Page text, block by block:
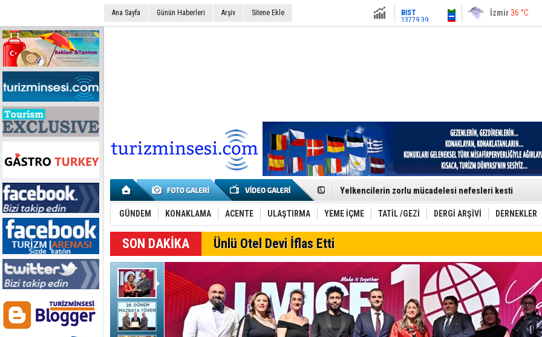
Ana Sayfa Günün Haberleri Arşiv Sitene Ekle
Altın6659.71 İstanbul 31 °C
Denizli–İstanbul Seferleri Yeniden Günde İkiye Düştü
Yelkencilerin zorlu mücadelesi nefesleri kesti
Ankara–St. Petersburg Hattı Turizmi Hareketlendirdi
Ultra Trail Tutkunları Kaçkar’da Buluşuyor
Kolaysoft Teknoloji, Bilişim500’de 5 yıl üst üste zirvede
Türk Turistlerin Gözdesi: Yunan Adaları
İDO, Midilli’ye Üçüncü Uluslararası Hattını Akçay’dan
Trabzon UNESCO Gastronomi Şehri Yolunda
Etkinlik sektörünün Çatı Kuruluşlardan İstanbul Zirvesi
Turizm Yatırımlarında Gerçek Risk: Plansızlık
Çelebi–THY İş Birliğiyle Kenya’da Güçleniyor
Global Yatırım Holding,%38 Artış: Net Kâr 46,5 Milyon
Yabancı Dijital Platformlara Ayrıcalık Yasası
Tatilsepeti’nden Villa Tatili Modeli
GÜNDEM KONAKLAMA ACENTE ULAŞTIRMA YEME İÇME TATİL /GEZİ DERGİ ARŞİVİ DERNEKLER
SON DAKİKA Ünlü Otel Devi İflas Etti